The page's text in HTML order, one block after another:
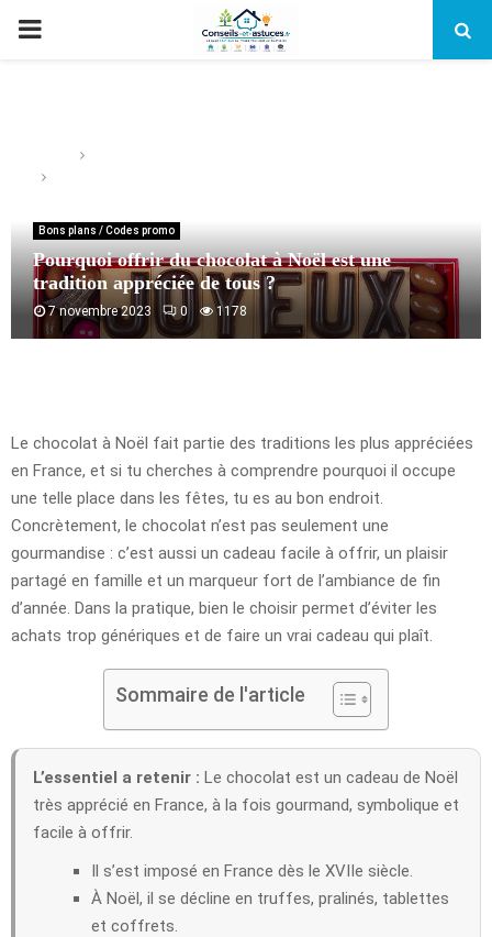
PRIMARY
Bons plans / Codes promo
Pourquoi offrir du chocolat à Noël est une
tradition appréciée de tous ?
7 novembre 2023 0 1178
Le chocolat à Noël fait partie des traditions les plus appréciées
en France, et si tu cherches à comprendre pourquoi il occupe
une telle place dans les fêtes, tu es au bon endroit.
Concrètement, le chocolat n’est pas seulement une
gourmandise : c’est aussi un cadeau facile à offrir, un plaisir
partagé en famille et un marqueur fort de l’ambiance de fin
d’année. Dans la pratique, bien le choisir permet d’éviter les
achats trop génériques et de faire un vrai cadeau qui plaît.
Sommaire de l'article
L’essentiel a retenir : Le chocolat est un cadeau de Noël
très apprécié en France, à la fois gourmand, symbolique et
facile à offrir.
Il s’est imposé en France dès le XVIIe siècle.
À Noël, il se décline en truffes, pralinés, tablettes
et coffrets.